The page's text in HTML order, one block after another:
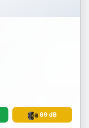
69 dB